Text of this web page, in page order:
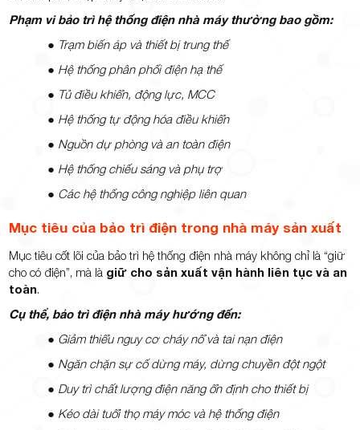
Phạm vi bảo trì hệ thống điện nhà máy thường bao gồm:
● Trạm biến áp và thiết bị trung thế
● Hệ thống phân phối điện hạ thế
● Tủ điều khiển, động lực, MCC
● Hệ thống tự động hóa điều khiển
● Nguồn dự phòng và an toàn điện
● Hệ thống chiếu sáng và phụ trợ
● Các hệ thống công nghiệp liên quan
Mục tiêu của bảo trì điện trong nhà máy sản xuất
Mục tiêu cốt lõi của bảo trì hệ thống điện nhà máy không chỉ là “giữ
cho có điện”, mà là giữ cho sản xuất vận hành liên tục và an
toàn.
Cụ thể, bảo trì điện nhà máy hướng đến:
● Giảm thiểu nguy cơ cháy nổ và tai nạn điện
● Ngăn chặn sự cố dừng máy, dừng chuyền đột ngột
● Duy trì chất lượng điện năng ổn định cho thiết bị
● Kéo dài tuổi thọ máy móc và hệ thống điện